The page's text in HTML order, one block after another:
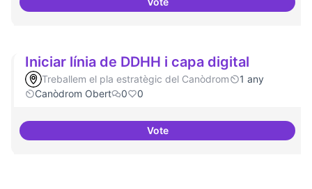
Trobades democràtiques
Iniciar línia de DDHH i capa digital
Treballem el pla estratègic del Canòdrom
1 any
Canòdrom Obert
0 0
VoteIniciar línia de DDHH i capa